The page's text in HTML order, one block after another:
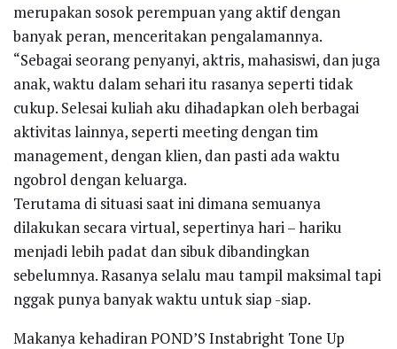
merupakan sosok perempuan yang aktif dengan
banyak peran, menceritakan pengalamannya.
“Sebagai seorang penyanyi, aktris, mahasiswi, dan juga
anak, waktu dalam sehari itu rasanya seperti tidak
cukup. Selesai kuliah aku dihadapkan oleh berbagai
aktivitas lainnya, seperti meeting dengan tim
management, dengan klien, dan pasti ada waktu
ngobrol dengan keluarga.
Terutama di situasi saat ini dimana semuanya
dilakukan secara virtual, sepertinya hari – hariku
menjadi lebih padat dan sibuk dibandingkan
sebelumnya. Rasanya selalu mau tampil maksimal tapi
nggak punya banyak waktu untuk siap -siap.
Makanya kehadiran POND’S Instabright Tone Up